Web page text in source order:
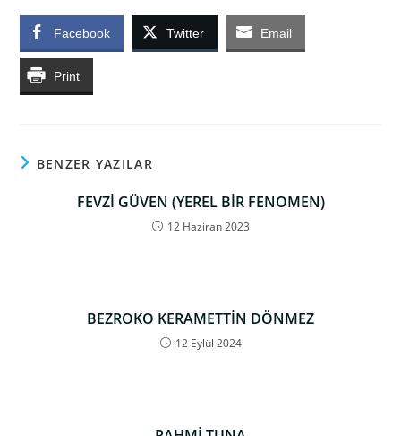
Facebook Twitter Email
Print
BENZER YAZILAR
FEVZİ GÜVEN (YEREL BİR FENOMEN)
12 Haziran 2023
BEZROKO KERAMETTİN DÖNMEZ
12 Eylül 2024